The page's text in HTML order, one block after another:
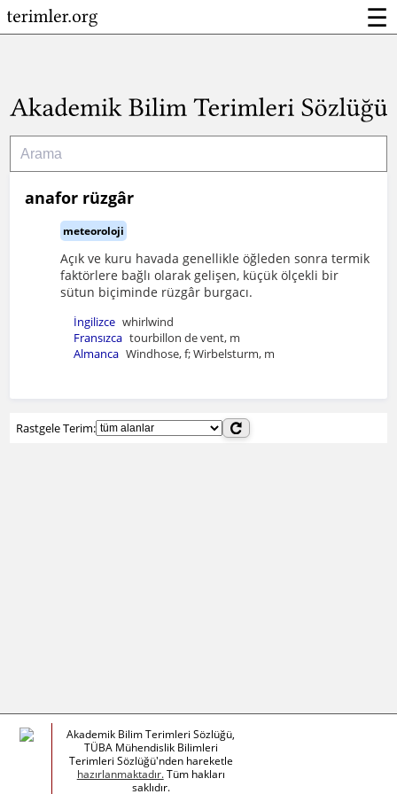
☰
anafor rüzgâr
meteoroloji
Açık ve kuru havada genellikle öğleden sonra termik
faktörlere bağlı olarak gelişen, küçük ölçekli bir
sütun biçiminde rüzgâr burgacı.
İngilizce whirlwind
Fransızca tourbillon de vent, m
Almanca Windhose, f; Wirbelsturm, m
Rastgele Terim:
Akademik Bilim Terimleri Sözlüğü,
TÜBA Mühendislik Bilimleri
Terimleri Sözlüğü'nden hareketle
hazırlanmaktadır.Tüm hakları
saklıdır.